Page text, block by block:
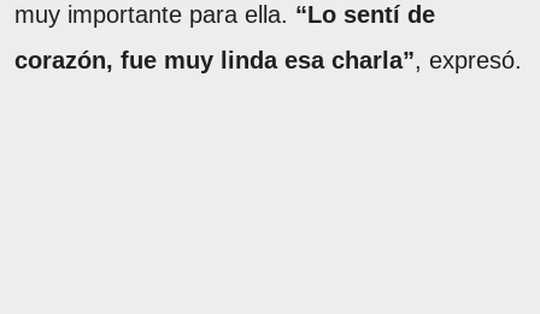
muy importante para ella. “Lo sentí de
corazón, fue muy linda esa charla”, expresó.